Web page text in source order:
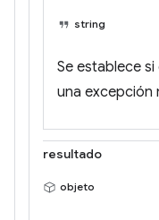
string
Se establece
una excepción
resultado
objeto